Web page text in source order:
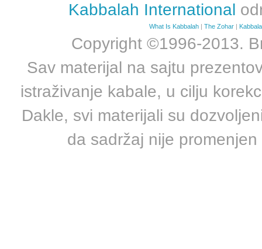
Kabbalah International
What Is Kabbalah |The Zohar |
Copyright ©1996-2013.
Sav materijal na sajtu
istraživanje kabale, u cilju
Dakle, svi materijali su
da sadržaj nije